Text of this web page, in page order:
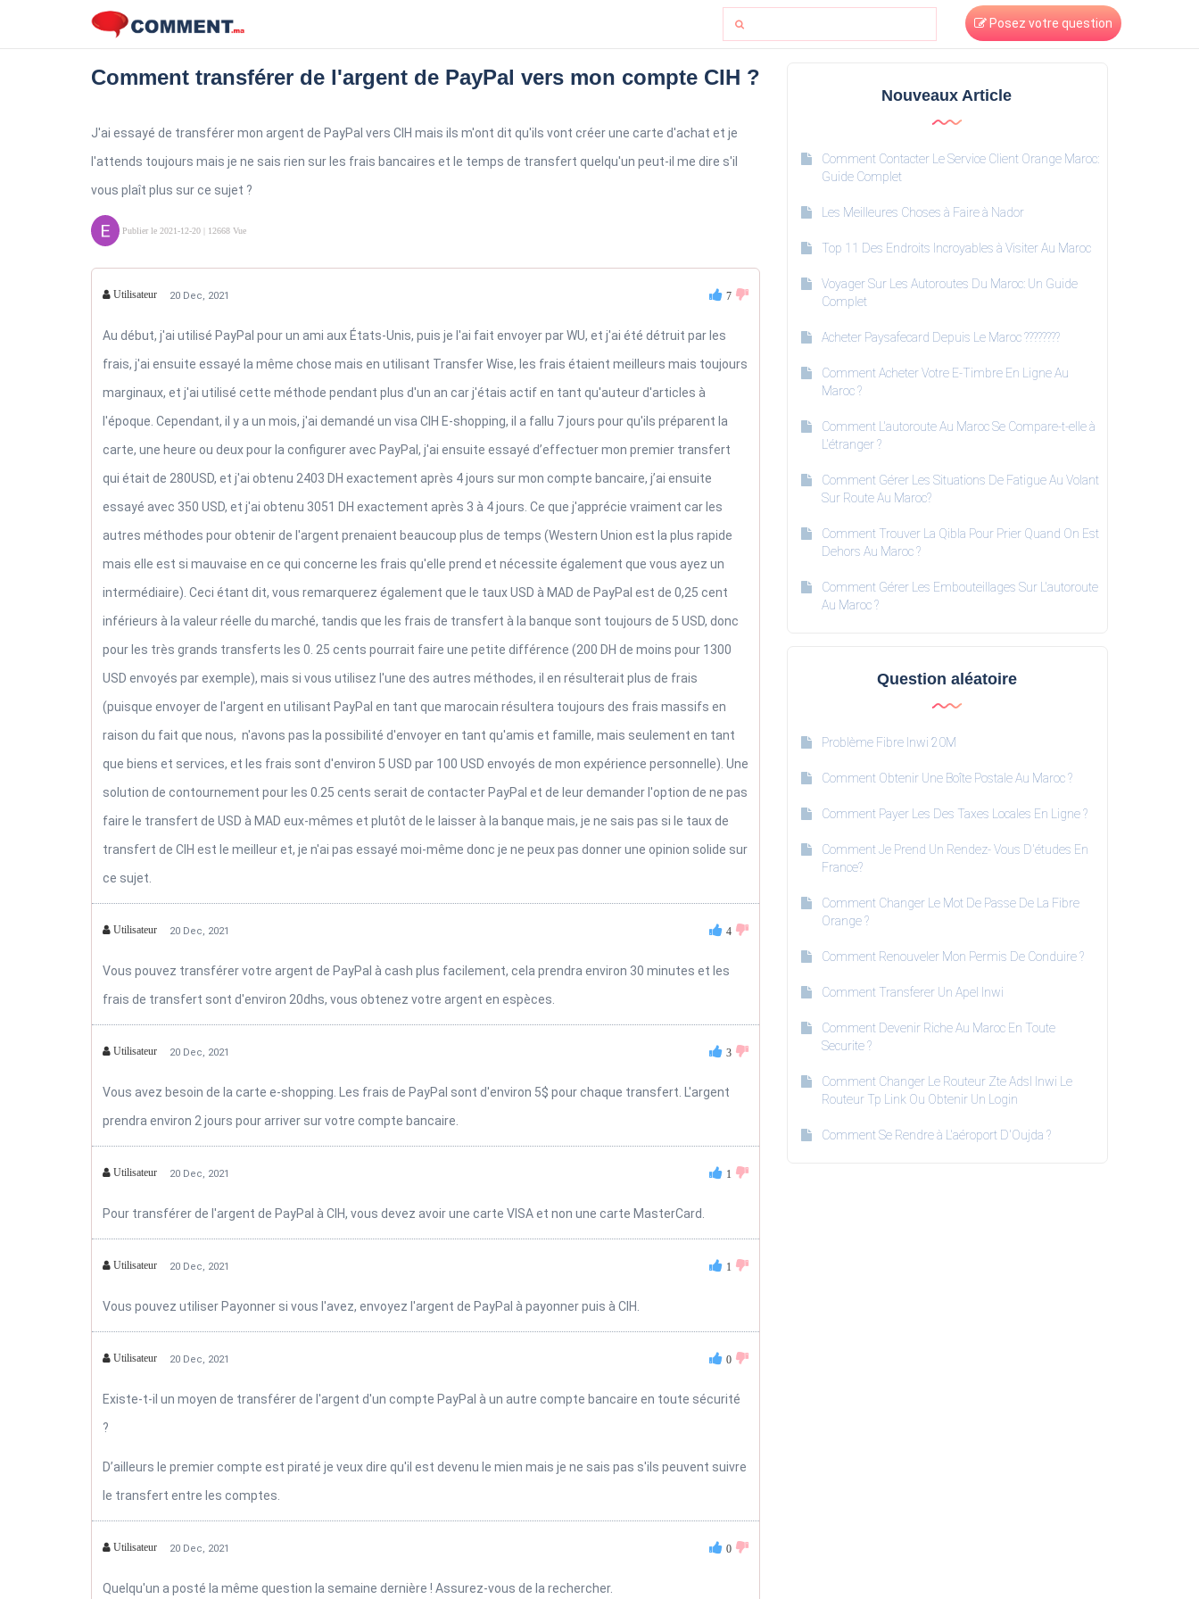
Posez votre question
Comment transférer de l'argent de PayPal vers mon compte CIH ?
J'ai essayé de transférer mon argent de PayPal vers CIH mais ils m'ont dit qu'ils vont créer une carte d'achat et je
l'attends toujours mais je ne sais rien sur les frais bancaires et le temps de transfert quelqu'un peut-il me dire s'il
vous plaît plus sur ce sujet ?
Publier le 2021-12-20 | 12668 Vue
Utilisateur 20 Dec, 2021 7
Au début, j'ai utilisé PayPal pour un ami aux États-Unis, puis je l'ai fait envoyer par WU, et j'ai été détruit par les
frais, j'ai ensuite essayé la même chose mais en utilisant Transfer Wise, les frais étaient meilleurs mais toujours
marginaux, et j'ai utilisé cette méthode pendant plus d'un an car j'étais actif en tant qu'auteur d'articles à
l'époque. Cependant, il y a un mois, j'ai demandé un visa CIH E-shopping, il a fallu 7 jours pour qu'ils préparent la
carte, une heure ou deux pour la configurer avec PayPal, j'ai ensuite essayé d’effectuer mon premier transfert
qui était de 280USD, et j'ai obtenu 2403 DH exactement après 4 jours sur mon compte bancaire, j’ai ensuite
essayé avec 350 USD, et j'ai obtenu 3051 DH exactement après 3 à 4 jours. Ce que j'apprécie vraiment car les
autres méthodes pour obtenir de l'argent prenaient beaucoup plus de temps (Western Union est la plus rapide
mais elle est si mauvaise en ce qui concerne les frais qu'elle prend et nécessite également que vous ayez un
intermédiaire). Ceci étant dit, vous remarquerez également que le taux USD à MAD de PayPal est de 0,25 cent
inférieurs à la valeur réelle du marché, tandis que les frais de transfert à la banque sont toujours de 5 USD, donc
pour les très grands transferts les 0. 25 cents pourrait faire une petite différence (200 DH de moins pour 1300
USD envoyés par exemple), mais si vous utilisez l'une des autres méthodes, il en résulterait plus de frais
(puisque envoyer de l'argent en utilisant PayPal en tant que marocain résultera toujours des frais massifs en
raison du fait que nous, n'avons pas la possibilité d'envoyer en tant qu'amis et famille, mais seulement en tant
que biens et services, et les frais sont d'environ 5 USD par 100 USD envoyés de mon expérience personnelle). Une
solution de contournement pour les 0.25 cents serait de contacter PayPal et de leur demander l'option de ne pas
faire le transfert de USD à MAD eux-mêmes et plutôt de le laisser à la banque mais, je ne sais pas si le taux de
transfert de CIH est le meilleur et, je n'ai pas essayé moi-même donc je ne peux pas donner une opinion solide sur
ce sujet.
Utilisateur 20 Dec, 2021 4
Vous pouvez transférer votre argent de PayPal à cash plus facilement, cela prendra environ 30 minutes et les
frais de transfert sont d'environ 20dhs, vous obtenez votre argent en espèces.
Utilisateur 20 Dec, 2021 3
Vous avez besoin de la carte e-shopping. Les frais de PayPal sont d'environ 5$ pour chaque transfert. L'argent
prendra environ 2 jours pour arriver sur votre compte bancaire.
Utilisateur 20 Dec, 2021 1
Pour transférer de l'argent de PayPal à CIH, vous devez avoir une carte VISA et non une carte MasterCard.
Utilisateur 20 Dec, 2021 1
Vous pouvez utiliser Payonner si vous l'avez, envoyez l'argent de PayPal à payonner puis à CIH.
Utilisateur 20 Dec, 2021 0
Existe-t-il un moyen de transférer de l'argent d'un compte PayPal à un autre compte bancaire en toute sécurité
?
D’ailleurs le premier compte est piraté je veux dire qu'il est devenu le mien mais je ne sais pas s'ils peuvent suivre
le transfert entre les comptes.
Utilisateur 20 Dec, 2021 0
Quelqu'un a posté la même question la semaine dernière ! Assurez-vous de la rechercher.
Nouveaux Article
Comment Contacter Le Service Client Orange Maroc:
Guide Complet
Les Meilleures Choses à Faire à Nador
Top 11 Des Endroits Incroyables à Visiter Au Maroc
Voyager Sur Les Autoroutes Du Maroc: Un Guide
Complet
Acheter Paysafecard Depuis Le Maroc ????????
Comment Acheter Votre E-Timbre En Ligne Au
Maroc ?
Comment L'autoroute Au Maroc Se Compare-t-elle à
L'étranger ?
Comment Gérer Les Situations De Fatigue Au Volant
Sur Route Au Maroc?
Comment Trouver La Qibla Pour Prier Quand On Est
Dehors Au Maroc ?
Comment Gérer Les Embouteillages Sur L'autoroute
Au Maroc ?
Question aléatoire
Problème Fibre Inwi 20M
Comment Obtenir Une Boîte Postale Au Maroc ?
Comment Payer Les Des Taxes Locales En Ligne ?
Comment Je Prend Un Rendez- Vous D'études En
France?
Comment Changer Le Mot De Passe De La Fibre
Orange ?
Comment Renouveler Mon Permis De Conduire ?
Comment Transferer Un Apel Inwi
Comment Devenir Riche Au Maroc En Toute
Securite ?
Comment Changer Le Routeur Zte Adsl Inwi Le
Routeur Tp Link Ou Obtenir Un Login
Comment Se Rendre à L'aéroport D'Oujda ?